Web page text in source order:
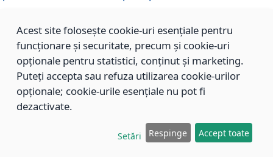
827/10.12.2019
Aprobarea standardului de cost pentru serviciile
furnizate în cadrul Centrului Rezidențial pentru Persoane
Adăpost, pentru anul 2020.
Aprobarea standardului de cost pentru serviciile
Acest site folosește cookie-uri esențiale pentru
funcționare și securitate, precum și cookie-uri
opționale pentru statistici, conținut și marketing.
Puteți accepta sau refuza utilizarea cookie-urilor
opționale; cookie-urile esențiale nu pot fi
dezactivate.
Setări Respinge Accept toate